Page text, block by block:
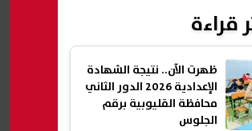
قراءة
ظهرت الآن.. نتيجة الشهادة
الإعدادية 2026 الدور الثاني
محافظة القليوبية برقم
الجلوس